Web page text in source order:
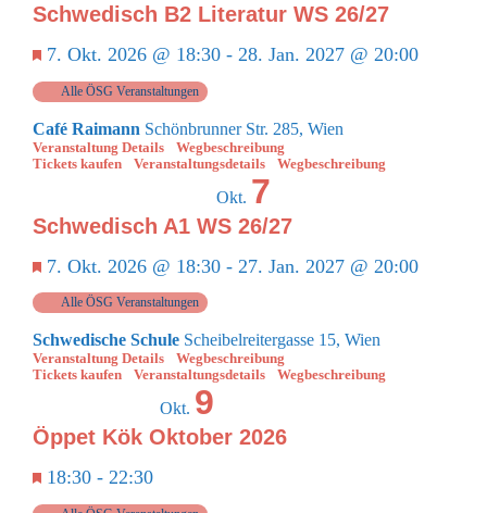
Schwedisch B2 Literatur WS 26/27
Empfohlen
7. Okt. 2026 @ 18:30 - 28. Jan. 2027 @ 20:00
Alle ÖSG Veranstaltungen
Café Raimann Schönbrunner Str. 285, Wien
Veranstaltung Details
Wegbeschreibung
Tickets kaufen
Veranstaltungsdetails Wegbeschreibung
Okt. 7
Schwedisch A1 WS 26/27
Empfohlen
7. Okt. 2026 @ 18:30 - 27. Jan. 2027 @ 20:00
Alle ÖSG Veranstaltungen
Schwedische Schule Scheibelreitergasse 15, Wien
Veranstaltung Details
Wegbeschreibung
Tickets kaufen
Veranstaltungsdetails Wegbeschreibung
Okt. 9
Öppet Kök Oktober 2026
Empfohlen
18:30 - 22:30